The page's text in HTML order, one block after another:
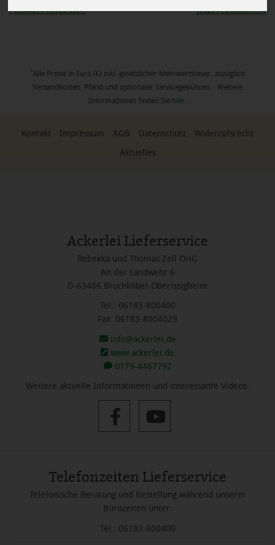
Passwort vergessen Jetzt registrieren!
*Alle Preise in Euro (€) inkl. gesetzlicher Mehrwertsteuer, zuzüglich
Versandkosten, Pfand und optionaler Servicegebühren. Weitere
Informationen finden Sie hier.
Kontakt Impressum AGB Datenschutz
Widerrufsrecht
Aktuelles
Ackerlei Lieferservice
Rebekka und Thomas Zell OHG
An der Landwehr 6
D-63486 Bruchköbel-Oberissigheim
Tel.: 06183-800400
Fax: 06183-8004029
info@ackerlei.de
www.ackerlei.de
0179-4467792
Weitere aktuelle Informationen und interessante Videos:
Telefonzeiten Lieferservice
Telefonische Beratung und Bestellung während unserer
Bürozeiten unter:
Tel.: 06183-800400